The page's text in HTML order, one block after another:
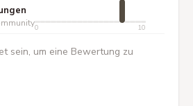
0 10
sein, um eine Bewertung zu